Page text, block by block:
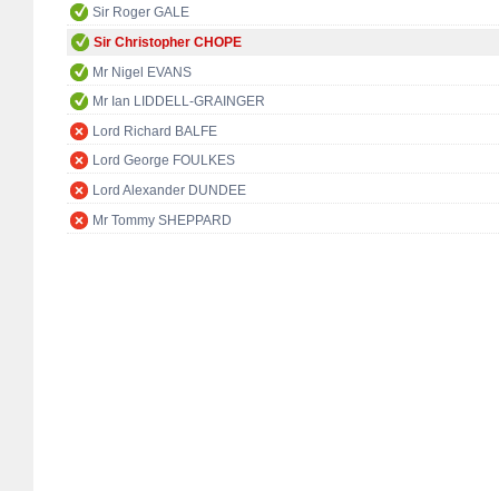
Sir Roger GALE
Sir Christopher CHOPE
Mr Nigel EVANS
Mr Ian LIDDELL-GRAINGER
Lord Richard BALFE
Lord George FOULKES
Lord Alexander DUNDEE
Mr Tommy SHEPPARD